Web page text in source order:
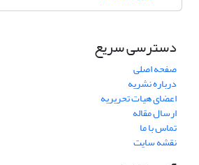
دسترسی سریع
صفحه اصلی
درباره نشریه
اعضای هیات تحریریه
ارسال مقاله
تماس با ما
نقشه سایت